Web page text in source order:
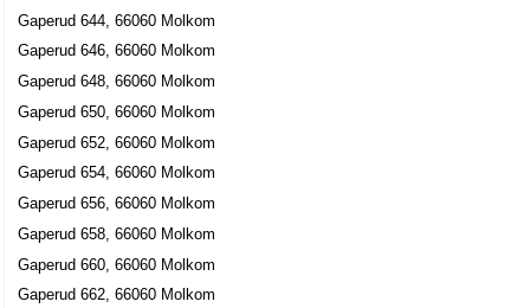
Gaperud 644, 66060 Molkom
Gaperud 646, 66060 Molkom
Gaperud 648, 66060 Molkom
Gaperud 650, 66060 Molkom
Gaperud 652, 66060 Molkom
Gaperud 654, 66060 Molkom
Gaperud 656, 66060 Molkom
Gaperud 658, 66060 Molkom
Gaperud 660, 66060 Molkom
Gaperud 662, 66060 Molkom